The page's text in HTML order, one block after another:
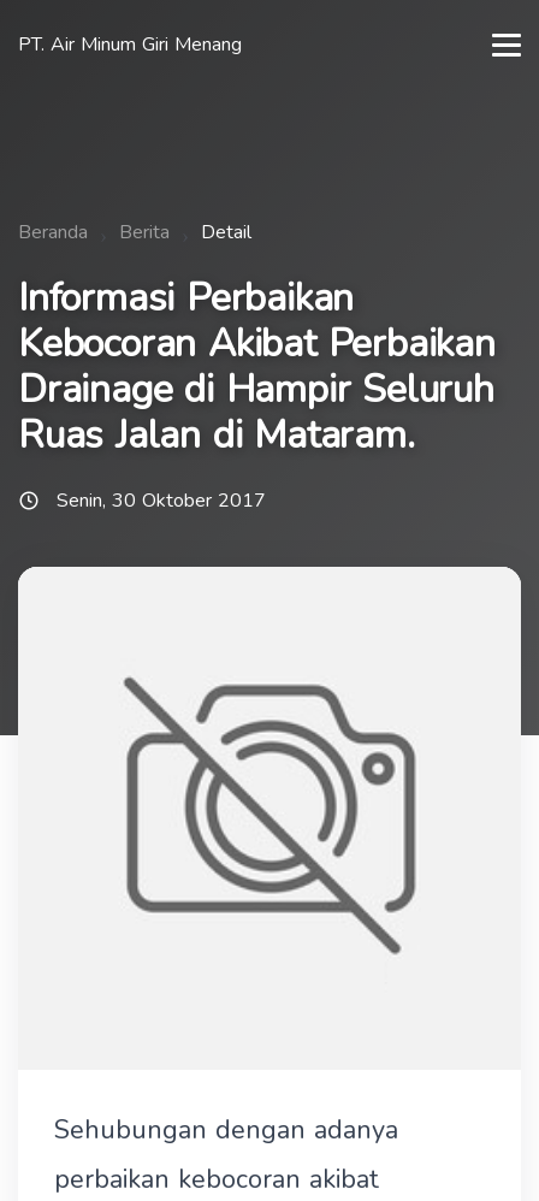
PT. Air Minum Giri Menang
Beranda Berita Detail
Informasi Perbaikan
Kebocoran Akibat Perbaikan
Drainage di Hampir Seluruh
Ruas Jalan di Mataram.
Senin, 30 Oktober 2017
Sehubungan dengan adanya
perbaikan kebocoran akibat